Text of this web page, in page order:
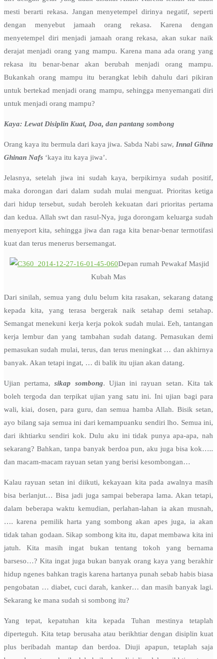
mesti berarti rekasa. Jangan menyetempel dirinya negatif, seperti
dengan menyebut jamaah orang rekasa. Karena dengan
menyetempel diri menjadi jamaah orang rekasa, akan sukar naik
derajat menjadi orang yang mampu. Karena mana ada orang yang
rekasa itu benar-benar akan berubah menjadi orang mampu.
Bukankah orang mampu itu berangkat lebih dahulu dari pikiran
untuk bertekad menjadi orang mampu, sehingga menyemangati diri
untuk menjadi orang mampu?
Kaya: Lewat Disiplin Kuat, Doa, dan pantang sombong
Orang kaya itu bermula dari kaya jiwa. Sabda Nabi saw, Innal Gihna
Ghinan Nafs ‘kaya itu kaya jiwa’.
Jelasnya, setelah jiwa ini sudah kaya, berpikirnya sudah positif,
maka dorongan dari dalam sudah mulai menguat. Prioritas ketiga
dari hidup tersebut, sudah beroleh kekuatan dari prioritas pertama
dan kedua. Allah swt dan rasul-Nya, juga dorongam keluarga sudah
menyeport kita, sehingga jiwa dan raga kita benar-benar termotifasi
kuat dan terus menerus bersemangat.
Depan rumah Pewakaf Masjid
Kubah Mas
Dari sinilah, semua yang dulu belum kita rasakan, sekarang datang
kepada kita, yang terasa bergerak naik setahap demi setahap.
Semangat menekuni kerja kerja pokok sudah mulai. Eeh, tantangan
kerja lembur dan yang tambahan sudah datang. Pemasukan demi
pemasukan sudah mulai, terus, dan terus meningkat … dan akhirnya
banyak. Akan tetapi ingat, … di balik itu ujian akan datang.
Ujian pertama,sikap sombong. Ujian ini rayuan setan. Kita tak
boleh tergoda dan terpikat ujian yang satu ini. Ini ujian bagi para
wali, kiai, dosen, para guru, dan semua hamba Allah. Bisik setan,
ayo bilang saja semua ini dari kemampuanku sendiri lho. Semua ini,
dari ikhtiarku sendiri kok. Dulu aku ini tidak punya apa-apa, nah
sekarang? Bahkan, tanpa banyak berdoa pun, aku juga bisa kok…..
dan macam-macam rayuan setan yang berisi kesombongan…
Kalau rayuan setan ini diikuti, kekayaan kita pada awalnya masih
bisa berlanjut… Bisa jadi juga sampai beberapa lama. Akan tetapi,
dalam beberapa waktu kemudian, perlahan-lahan ia akan musnah,
…. karena pemilik harta yang sombong akan apes juga, ia akan
tidak tahan godaan. Sikap sombong kita itu, dapat membawa kita ini
jatuh. Kita masih ingat bukan tentang tokoh yang bernama
barseso…? Kita ingat juga bukan banyak orang kaya yang berakhir
hidup ngenes bahkan tragis karena hartanya punah sebab habis biasa
pengobatan … diabet, cuci darah, kanker… dan masih banyak lagi.
Sekarang ke mana sudah si sombong itu?
Yang tepat, kepatuhan kita kepada Tuhan mestinya tetaplah
diperteguh. Kita tetap berusaha atau berikhtiar dengan disiplin kuat
plus beribadah mantap dan berdoa. Diuji apapun, tetaplah saja